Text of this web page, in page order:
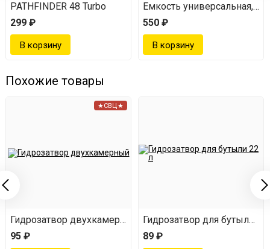
PATHFINDER 48 Turbo
299 ₽
Емкость универсальная, 32
550 ₽
Похожие товары
★СВЦ★
Гидрозатвор двухкамерный
95 ₽
Гидрозатвор для бутыли 22
89 ₽